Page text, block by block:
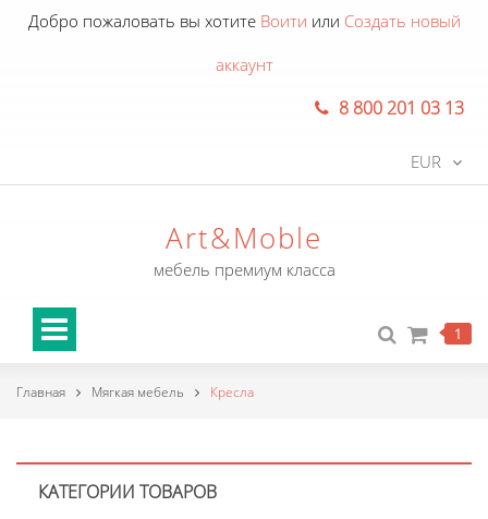
Добро пожаловать вы хотите Воити или Создать новый
аккаунт
8 800 201 03 13
EUR
Art&Moble
мебель премиум класса
1
Главная Мягкая мебель Кресла
КАТЕГОРИИ ТОВАРОВ